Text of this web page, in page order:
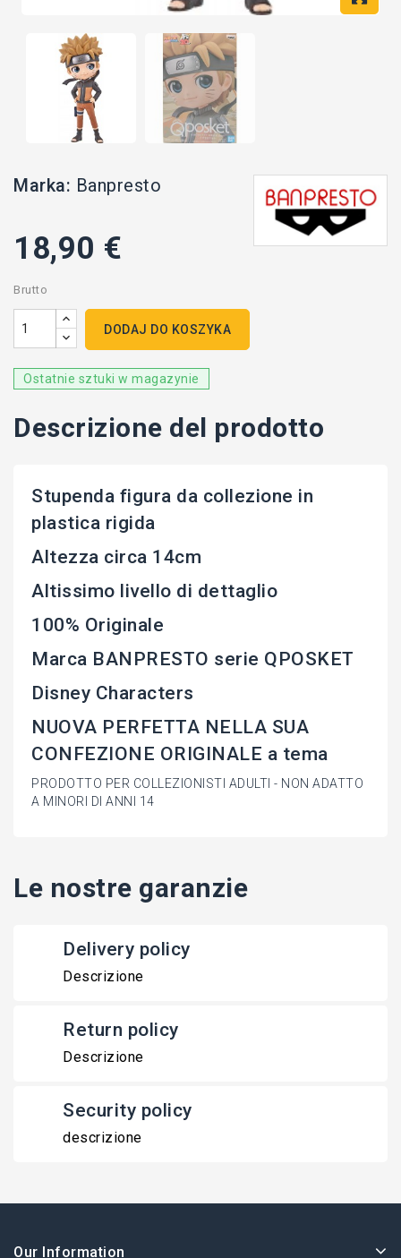
Marka: Banpresto
18,90 €
Brutto
DODAJ DO KOSZYKA
Ostatnie sztuki w magazynie
Descrizione del prodotto
Stupenda figura da collezione in
plastica rigida
Altezza circa 14cm
Altissimo livello di dettaglio
100% Originale
Marca BANPRESTO serie QPOSKET
Disney Characters
NUOVA PERFETTA NELLA SUA
CONFEZIONE ORIGINALE a tema
PRODOTTO PER COLLEZIONISTI ADULTI - NON ADATTO
A MINORI DI ANNI 14
Le nostre garanzie
Delivery policy
Descrizione
Return policy
Descrizione
Security policy
descrizione
Our Information